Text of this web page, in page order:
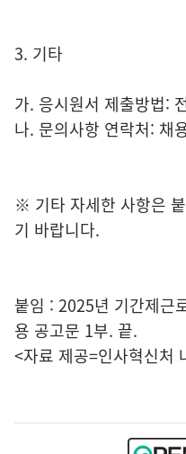
3. 기타
가. 응시원서 제출방법:
나. 문의사항 연락처: 채
※ 기타 자세한 사항은
기 바랍니다.
붙임 : 2025년 기간제근
용 공고문 1부. 끝.
<자료 제공=인사혁신처